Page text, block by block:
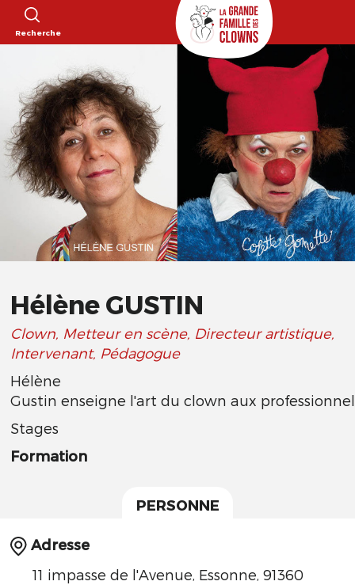
Recherche
Hélène GUSTIN
Clown, Metteur en scène, Directeur artistique,
Intervenant, Pédagogue
Hélène
Gustin enseigne l'art du clown aux
Stages
Formation
PERSONNE
Adresse
11 impasse de l'Avenue, Essonne, 91360